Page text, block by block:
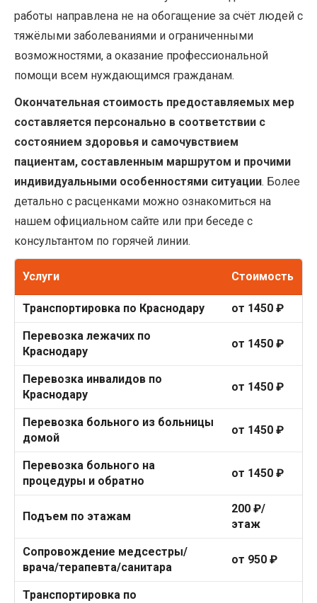
работы направлена не на обогащение за счёт людей с
тяжёлыми заболеваниями и ограниченными
возможностями, а оказание профессиональной
помощи всем нуждающимся гражданам.
Окончательная стоимость предоставляемых мер
составляется персонально в соответствии с
состоянием здоровья и самочувствием
пациентам, составленным маршрутом и прочими
индивидуальными особенностями ситуации. Более
детально с расценками можно ознакомиться на
нашем официальном сайте или при беседе с
консультантом по горячей линии.
Услуги Стоимость
Транспортировка по Краснодару от 1450 ₽
Перевозка лежачих по
Краснодару
от 1450 ₽
Перевозка инвалидов по
Краснодару
от 1450 ₽
Перевозка больного из больницы
домой
от 1450 ₽
Перевозка больного на
процедуры и обратно
от 1450 ₽
Подъем по этажам
200 ₽/
этаж
Сопровождение медсестры/
врача/терапевта/санитара
от 950 ₽
Транспортировка по